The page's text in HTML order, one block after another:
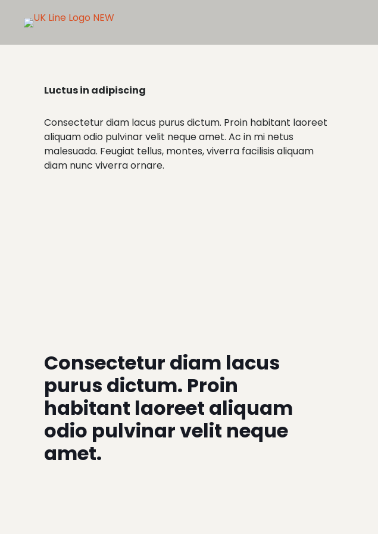
Luctus in adipiscing
Consectetur diam lacus purus dictum. Proin habitant laoreet
aliquam odio pulvinar velit neque amet. Ac in mi netus
malesuada. Feugiat tellus, montes, viverra facilisis aliquam
diam nunc viverra ornare.
Consectetur diam lacus
purus dictum. Proin
habitant laoreet aliquam
odio pulvinar velit neque
amet.